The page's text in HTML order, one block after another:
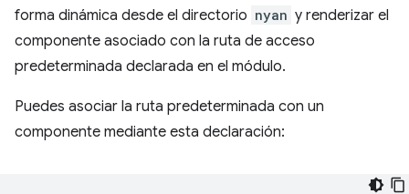
forma dinámica desde el directorio nyan y renderizar el
componente asociado con la ruta de acceso
predeterminada declarada en el módulo.
Puedes asociar la ruta predeterminada con un
componente mediante esta declaración: